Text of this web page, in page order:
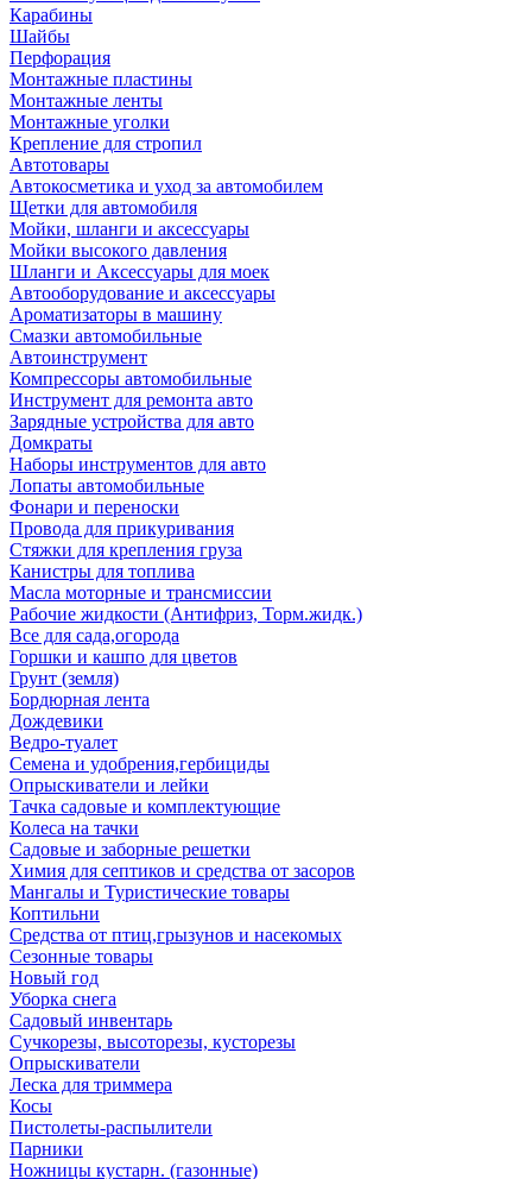
Карабины
Шайбы
Перфорация
Монтажные пластины
Монтажные ленты
Монтажные уголки
Крепление для стропил
Автотовары
Автокосметика и уход за автомобилем
Щетки для автомобиля
Мойки, шланги и аксессуары
Мойки высокого давления
Шланги и Аксессуары для моек
Автооборудование и аксессуары
Ароматизаторы в машину
Смазки автомобильные
Автоинструмент
Компрессоры автомобильные
Инструмент для ремонта авто
Зарядные устройства для авто
Домкраты
Наборы инструментов для авто
Лопаты автомобильные
Фонари и переноски
Провода для прикуривания
Стяжки для крепления груза
Канистры для топлива
Масла моторные и трансмиссии
Рабочие жидкости (Антифриз, Торм.жидк.)
Все для сада,огорода
Горшки и кашпо для цветов
Грунт (земля)
Бордюрная лента
Дождевики
Ведро-туалет
Семена и удобрения,гербициды
Опрыскиватели и лейки
Тачка садовые и комплектующие
Колеса на тачки
Садовые и заборные решетки
Химия для септиков и средства от засоров
Мангалы и Туристические товары
Коптильни
Средства от птиц,грызунов и насекомых
Сезонные товары
Новый год
Уборка снега
Садовый инвентарь
Сучкорезы, высоторезы, кусторезы
Опрыскиватели
Леска для триммера
Косы
Пистолеты-распылители
Парники
Ножницы кустарн. (газонные)